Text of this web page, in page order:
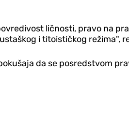
ličnosti, pravo na
i titoističkog režima",
da se posredstvom